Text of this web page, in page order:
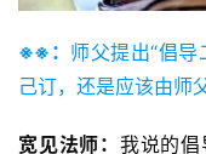
※※： 师父提出“倡
己订，还是应该由师
宽见法师： 我说的